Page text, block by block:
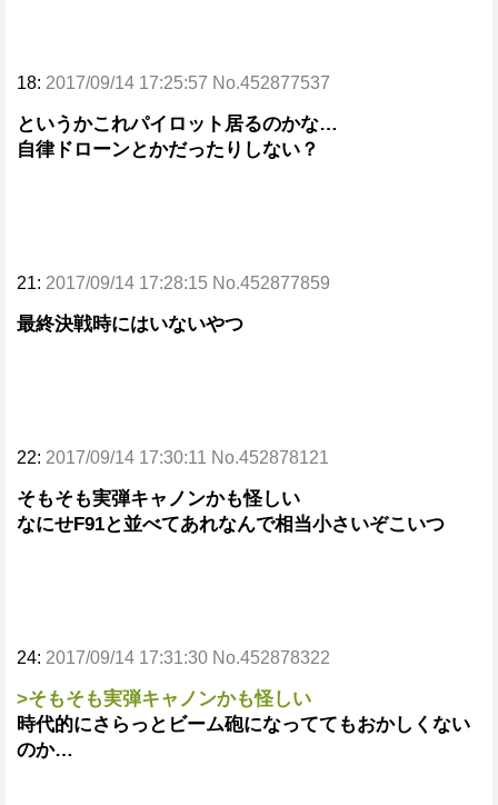
18: 2017/09/14 17:25:57 No.452877537
というかこれパイロット居るのかな…
自律ドローンとかだったりしない？
21: 2017/09/14 17:28:15 No.452877859
最終決戦時にはいないやつ
22: 2017/09/14 17:30:11 No.452878121
そもそも実弾キャノンかも怪しい
なにせF91と並べてあれなんで相当小さいぞこいつ
24: 2017/09/14 17:31:30 No.452878322
>そもそも実弾キャノンかも怪しい
時代的にさらっとビーム砲になっててもおかしくない
のか…